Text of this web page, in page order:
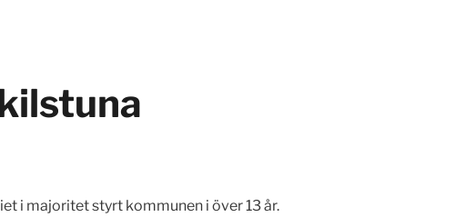
i majoritet styrt kommunen i över 13 år.